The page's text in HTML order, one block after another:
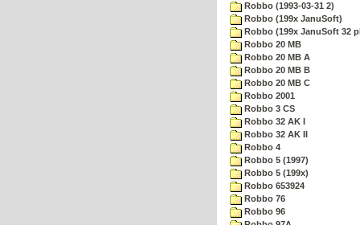
Robbo (1993-03-31 2)
Robbo (199x JanuSoft)
Robbo (199x JanuSoft 32
Robbo 20 MB
Robbo 20 MB A
Robbo 20 MB B
Robbo 20 MB C
Robbo 2001
Robbo 3 CS
Robbo 32 AK I
Robbo 32 AK II
Robbo 4
Robbo 5 (1997)
Robbo 5 (199x)
Robbo 653924
Robbo 76
Robbo 96